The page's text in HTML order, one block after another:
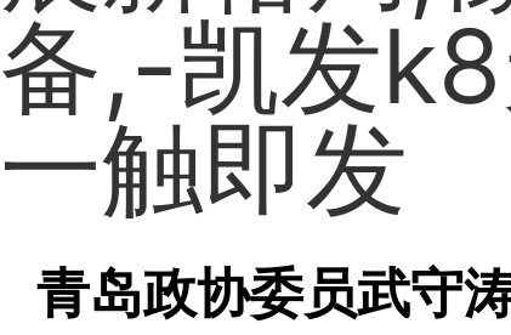
备,-凯发
一触即发
青岛政协委员武守